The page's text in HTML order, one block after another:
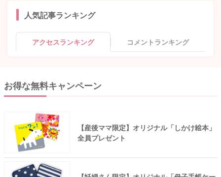
人気記事ランキング
アクセスランキング コメントランキング
お得な無料キャンペーン
【産後ママ限定】オリジナル「しかけ絵本」
全員プレゼント